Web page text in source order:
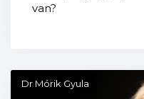
van?
Dr Mórik Gyula